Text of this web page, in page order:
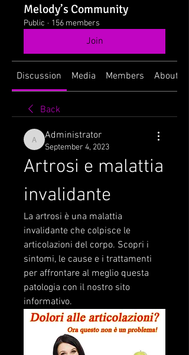
Melody’s Community
Public · 156 members
Join
Discussion Media Members About
Back
Administrator
Administrator
September 4, 2023
Artrosi e malattia
invalidante
La artrosi è una malattia
invalidante che colpisce le
articolazioni del corpo. Scopri i
sintomi, le cause e i trattamenti
per affrontare al meglio questa
patologia con il nostro sito
informativo.